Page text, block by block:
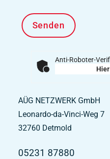
AÜG NETZWERK GmbH
Leonardo-da-Vinci-Weg 7
32760 Detmold
05231 87880
Anti-Roboter-